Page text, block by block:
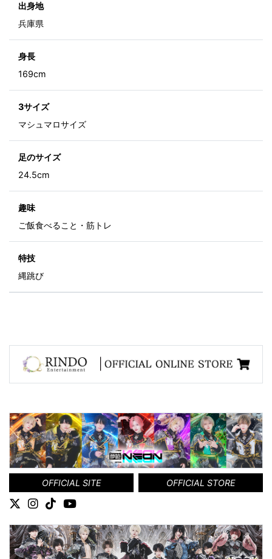
出身地
兵庫県
身長
169cm
3サイズ
マシュマロサイズ
足のサイズ
24.5cm
趣味
ご飯食べること・筋トレ
特技
縄跳び
OFFICIAL SITE OFFICIAL STORE